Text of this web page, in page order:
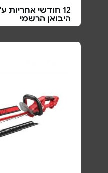
12 חודשי אחריות
היבואן הרשמי